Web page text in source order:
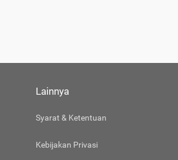
Lainnya
Syarat & Ketentuan
Kebijakan Privasi